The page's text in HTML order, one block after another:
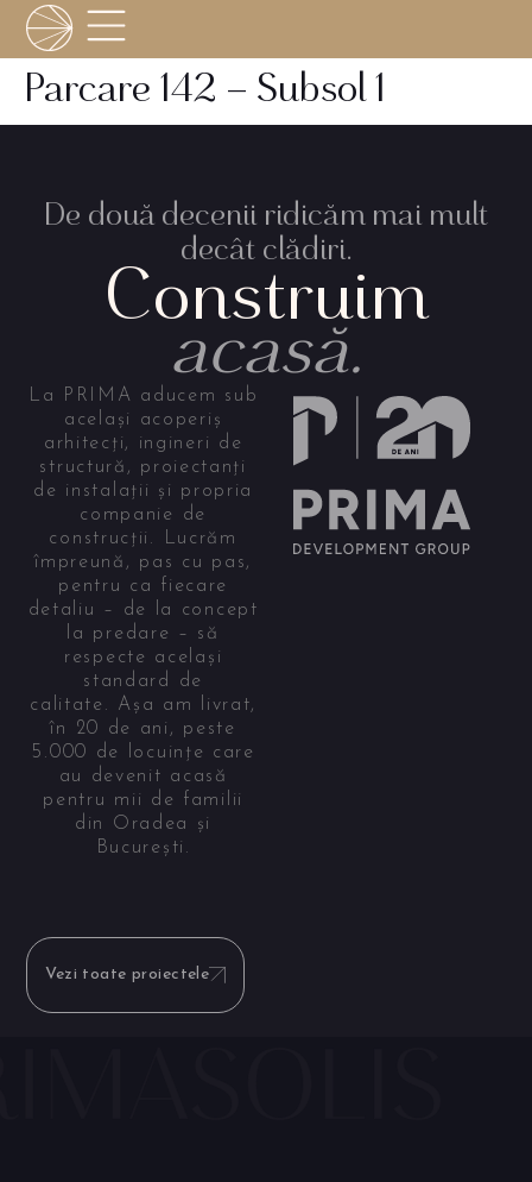
Parcare 142 – Subsol 1
De două decenii ridicăm mai mult
decât clădiri.
Construim
acasă.
La PRIMA aducem sub
același acoperiș
arhitecți, ingineri de
structură, proiectanți
de instalații și propria
companie de
construcții. Lucrăm
împreună, pas cu pas,
pentru ca fiecare
detaliu – de la concept
la predare – să
respecte același
standard de
calitate. Așa am livrat,
în 20 de ani, peste
5.000 de locuințe care
au devenit acasă
pentru mii de familii
din Oradea și
București.
Vezi toate proiectele